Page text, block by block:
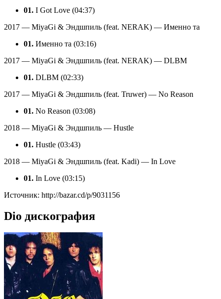
01. I Got Love (04:37)
2017 — MiyaGi & Эндшпиль (feat. NERAK) — Именно та
01. Именно та (03:16)
2017 — MiyaGi & Эндшпиль (feat. NERAK) — DLBM
01. DLBM (02:33)
2017 — MiyaGi & Эндшпиль (feat. Truwer) — No Reason
01. No Reason (03:08)
2018 — MiyaGi & Эндшпиль — Hustle
01. Hustle (03:43)
2018 — MiyaGi & Эндшпиль (feat. Kadi) — In Love
01. In Love (03:15)
Источник: http://bazar.cd/p/9031156
Dio дискография